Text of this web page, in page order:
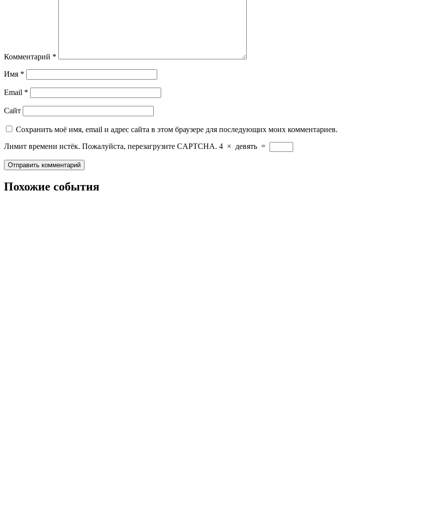
Комментарий *
Имя *
Email *
Сайт
Сохранить моё имя, email и адрес сайта в этом браузере для последующих моих комментариев.
Лимит времени истёк. Пожалуйста, перезагрузите CAPTCHA. 4 × девять =
Похожие события